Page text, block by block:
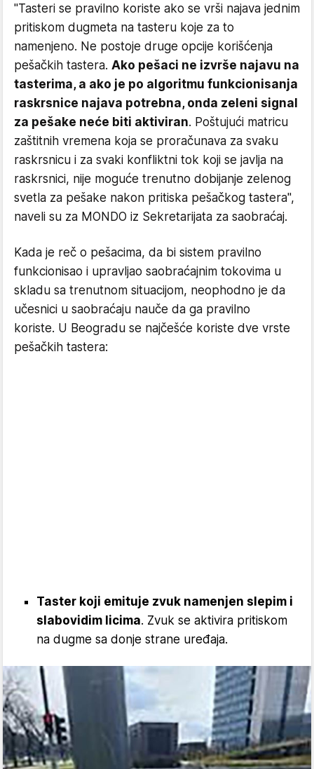
"Tasteri se pravilno koriste ako se vrši najava jednim
pritiskom dugmeta na tasteru koje za to
namenjeno. Ne postoje druge opcije korišćenja
pešačkih tastera. Ako pešaci ne izvrše najavu na
tasterima, a ako je po algoritmu funkcionisanja
raskrsnice najava potrebna, onda zeleni signal
za pešake neće biti aktiviran. Poštujući matricu
zaštitnih vremena koja se proračunava za svaku
raskrsnicu i za svaki konfliktni tok koji se javlja na
raskrsnici, nije moguće trenutno dobijanje zelenog
svetla za pešake nakon pritiska pešačkog tastera",
naveli su za MONDO iz Sekretarijata za saobraćaj.
Kada je reč o pešacima, da bi sistem pravilno
funkcionisao i upravljao saobraćajnim tokovima u
skladu sa trenutnom situacijom, neophodno je da
učesnici u saobraćaju nauče da ga pravilno
koriste. U Beogradu se najčešće koriste dve vrste
pešačkih tastera:
Taster koji emituje zvuk namenjen slepim i
slabovidim licima. Zvuk se aktivira pritiskom
na dugme sa donje strane uređaja.